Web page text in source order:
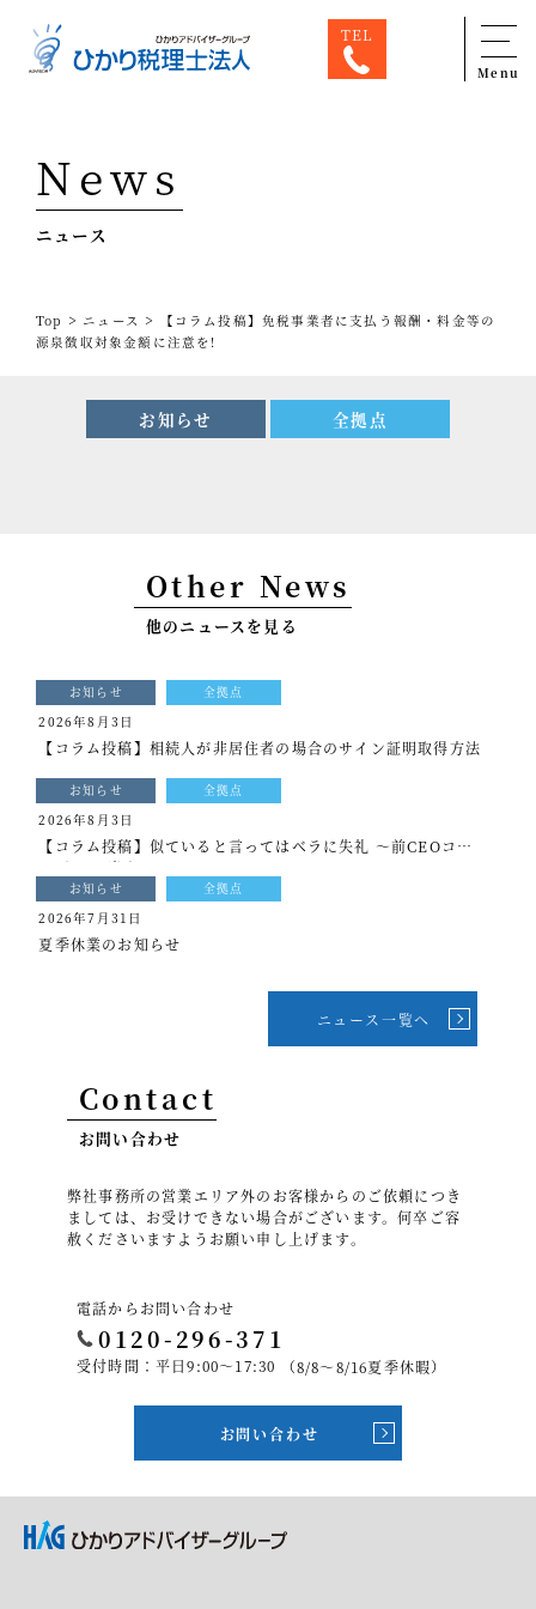
TEL
Menu
専門家一覧
ひかり税理士法人について
サービス
スタッフ紹介
セミナー情報
採用情報
メールマガジン登録
ニュース
Twitter
Facebook
News
ニュース
Top > ニュース >
【コラム投稿】免税事業者に支払う報酬・料金等の
源泉徴収対象金額に注意を!
お知らせ 全拠点
Other News
他のニュースを見る
お知らせ 全拠点
2026年8月3日
【コラム投稿】相続人が非居住者の場合のサイン証明取得方法
お知らせ 全拠点
2026年8月3日
【コラム投稿】似ていると言ってはベラに失礼 ～前CEOコラ
ム[もっと光を]vol.339
お知らせ 全拠点
2026年7月31日
夏季休業のお知らせ
ニュース一覧へ
Contact
お問い合わせ
弊社事務所の営業エリア外のお客様からのご依頼につき
ましては、お受けできない場合がございます。何卒ご容
赦くださいますようお願い申し上げます。
電話からお問い合わせ
0120-296-371
受付時間：平日9:00～17:30 （8/8～8/16夏季休暇）
お問い合わせ